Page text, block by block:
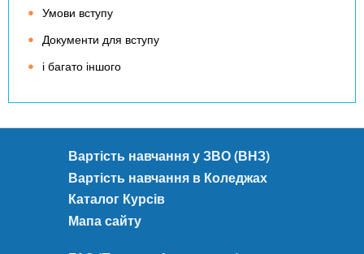
Умови вступу
Документи для вступу
і багато іншого
Вартість навчання у ЗВО (ВНЗ)
Вартість навчання в Коледжах
Каталог Курсів
Мапа сайту